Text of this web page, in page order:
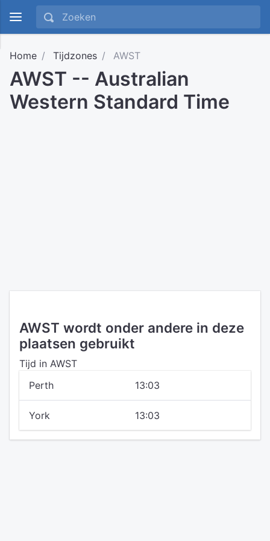
Home Tijdzones AWST
AWST -- Australian
Western Standard Time
AWST wordt onder andere in deze
plaatsen gebruikt
Tijd in AWST
Perth
13:03
York 13:03